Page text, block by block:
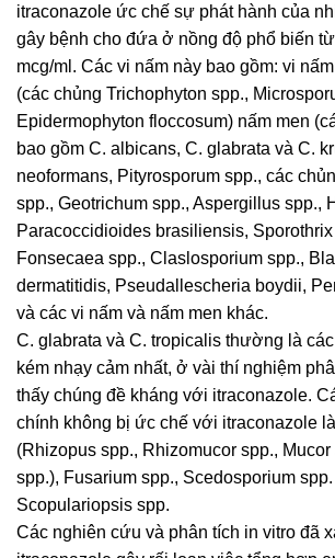
itraconazole ức chế sự phát hành của
gây bệnh cho đứa ở nồng độ phổ biến
mcg/ml. Các vi nấm này bao gồm: vi
(các chủng Trichophyton spp.,
Epidermophyton floccosum) nấm men
bao gồm C. albicans, C. glabrata và C.
neoformans, Pityrosporum spp., các
spp., Geotrichum spp., Aspergillus spp.,
Paracoccidioides brasiliensis,
Fonsecaea spp., Claslosporium spp.,
dermatitidis, Pseudallescheria boydii,
và các vi nấm và nấm men khác.
C. glabrata và C. tropicalis thường là
kém nhạy cảm nhất, ở vài thí nghiệm
thấy chúng đề kháng với itraconazole.
chính không bị ức chế với itraconazole
(Rhizopus spp., Rhizomucor spp.,
spp.), Fusarium spp., Scedosporium spp.
Scopulariopsis spp.
Các nghiên cứu và phân tích in vitro đã